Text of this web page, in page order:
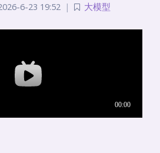
6-23 19:52 | 大模型